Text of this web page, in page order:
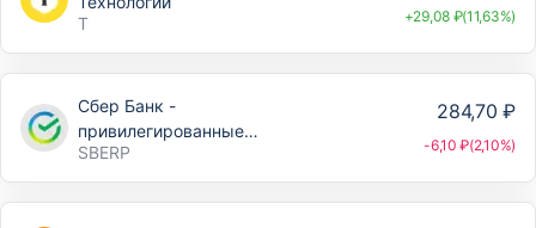
T
+29,08 ₽(11,63%)
Сбер Банк -
привилегированные
акции
SBERP
284,70 ₽
-6,10 ₽(2,10%)